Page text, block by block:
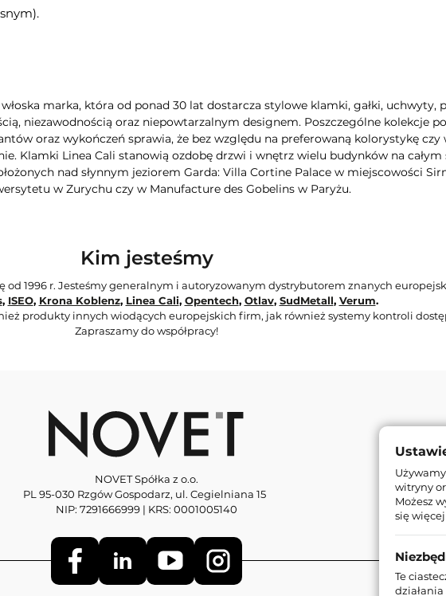
włoska marka, która od ponad 30 lat dostarcza stylowe klamki, gałki, uchwyty,
niezawodnością oraz niepowtarzalnym designem. Poszczególne kolekcje
oraz wykończeń sprawia, że bez względu na preferowaną kolorystykę
Klamki Linea Cali stanowią ozdobę drzwi i wnętrz wielu budynków na
nad słynnym jeziorem Garda: Villa Cortine Palace w miejscowości
w Zurychu czy w Manufacture des Gobelins w Paryżu.
Kim jesteśmy
1996 r. Jesteśmy generalnym i autoryzowanym dystrybutorem znanych
, ISEO, Krona Koblenz, Linea Cali, Opentech, Otlav, SudMetall, Verum.
produkty innych wiodących europejskich firm, jak również systemy kontroli
Zapraszamy do współpracy!
NOVET Spółka z o.o.
PL 95-030 Rzgów Gospodarz, ul. Cegielniana 15
NIP: 7291666999 | KRS: 0001005140
witryny
Możesz
się więcej
Te